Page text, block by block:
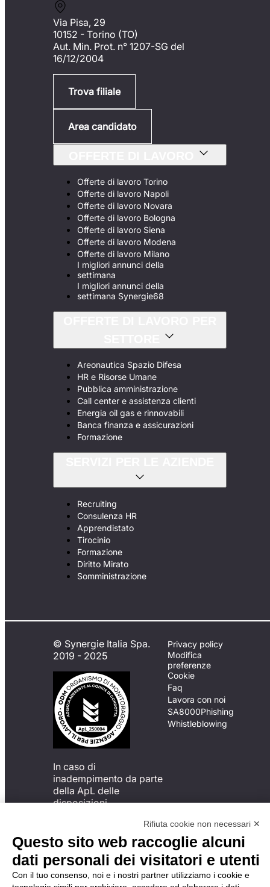
Via Pisa, 29
10152 - Torino (TO)
Aut. Min. Prot. n° 1207-SG del
16/12/2004
Trova filiale
Area candidato
Offerte di lavoro Torino
Offerte di lavoro Napoli
Offerte di lavoro Novara
Offerte di lavoro Bologna
Offerte di lavoro Siena
Offerte di lavoro Modena
Offerte di lavoro Milano
I migliori annunci della
settimana
I migliori annunci della
settimana Synergie68
Areonautica Spazio Difesa
HR e Risorse Umane
Pubblica amministrazione
Call center e assistenza clienti
Energia oil gas e rinnovabili
Banca finanza e assicurazioni
Formazione
Recruiting
Consulenza HR
Apprendistato
Tirocinio
Formazione
Diritto Mirato
Somministrazione
© Synergie Italia Spa.
2019 - 2025
In caso di
inadempimento da parte
della ApL delle
disposizioni
possibile presentare un
reclamo
all’Organismo di
Monitoraggio utilizzando
una delle modalità
Privacy policy
Modifica
preferenze
Cookie
Faq
Lavora con noi
SA8000Phishing
Whistleblowing
Rifiuta cookie non necessari ✕
Questo sito web raccoglie alcuni
dati personali dei visitatori e utenti
Con il tuo consenso, noi e i nostri partner utilizziamo i cookie e